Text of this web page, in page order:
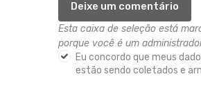
Esta caixa de seleção está
porque você é um
Eu concordo que meus
estão sendo coletados e